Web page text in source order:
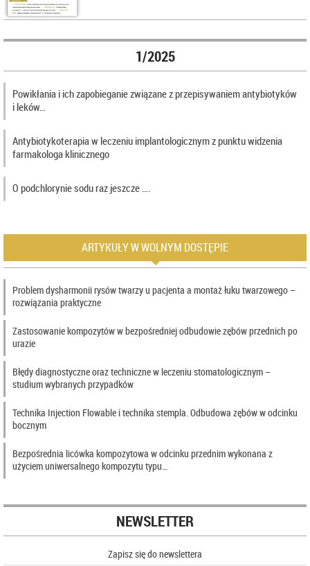
1/2025
Powikłania i ich zapobieganie związane z przepisywaniem antybiotyków
i leków…
Antybiotykoterapia w leczeniu implantologicznym z punktu widzenia
farmakologa klinicznego
O podchlorynie sodu raz jeszcze ….
ARTYKUŁY W WOLNYM DOSTĘPIE
Problem dysharmonii rysów twarzy u pacjenta a montaż łuku twarzowego –
rozwiązania praktyczne
Zastosowanie kompozytów w bezpośredniej odbudowie zębów przednich po
urazie
Błędy diagnostyczne oraz techniczne w leczeniu stomatologicznym –
studium wybranych przypadków
Technika Injection Flowable i technika stempla. Odbudowa zębów w odcinku
bocznym
Bezpośrednia licówka kompozytowa w odcinku przednim wykonana z
użyciem uniwersalnego kompozytu typu…
NEWSLETTER
Zapisz się do newslettera